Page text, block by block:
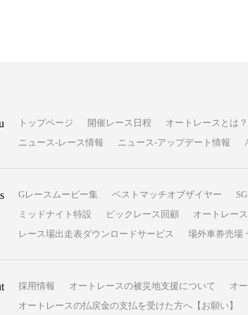
トップページ 開催レース日程 オートレースとは？
ニュース-レース情報
ニュース-アップデート情報
Gレースムービー集 ベストマッチオブザイヤー
ミッドナイト特設
ビックレース回顧 オートレー
レース場出走表ダウンロードサービス
場外車券売場
採用情報 オートレースの被災地支援について
オ
オートレースの払戻金の支払を受けた方へ【お願い】